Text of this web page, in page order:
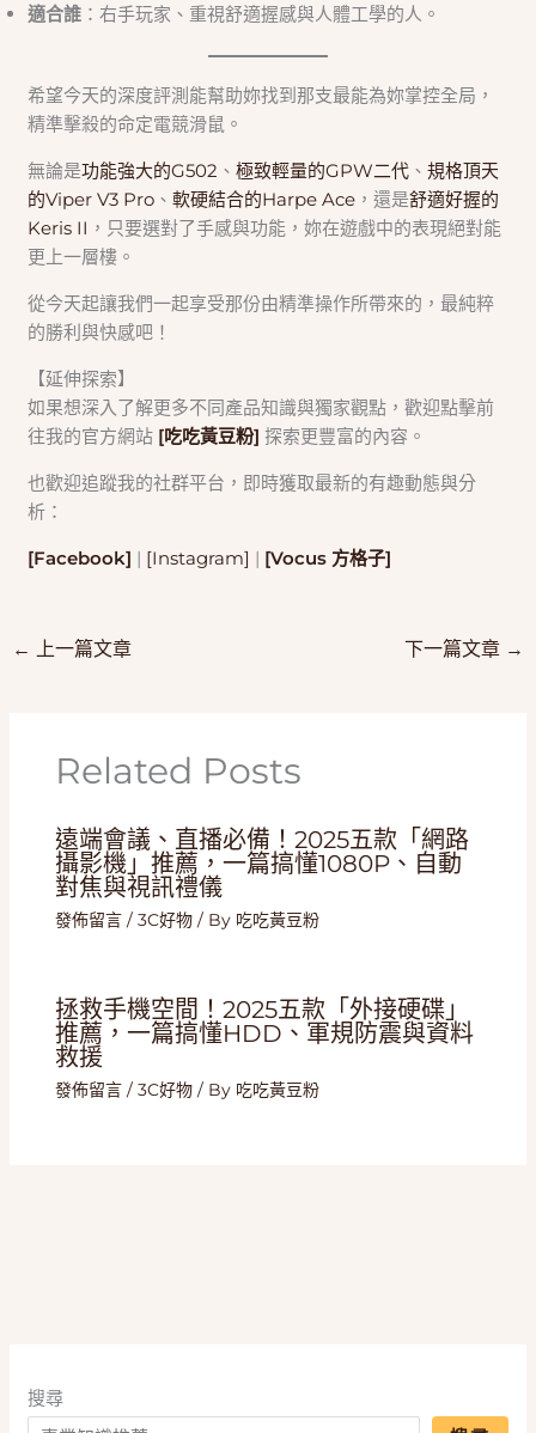
適合誰 ：右手玩家、重視舒適握感與人體工學的人。
希望今天的深度評測能幫助妳找到那支最能為妳掌控全局，
精準擊殺的命定電競滑鼠。
無論是功能強大的G502 、極致輕量的GPW二代 、規格頂天
的Viper V3 Pro 、軟硬結合的Harpe Ace ，還是舒適好握的
Keris II ，只要選對了手感與功能，妳在遊戲中的表現絕對能
更上一層樓。
從今天起讓我們一起享受那份由精準操作所帶來的，最純粹
的勝利與快感吧！
【延伸探索】
如果想深入了解更多不同產品知識與獨家觀點，歡迎點擊前
往我的官方網站 [吃吃黃豆粉] 探索更豐富的內容。
也歡迎追蹤我的社群平台，即時獲取最新的有趣動態與分
析：
[Facebook] | [Instagram] | [Vocus 方格子]
← 上一篇文章 下一篇文章 →
Related Posts
遠端會議、直播必備！2025五款「網路
攝影機」推薦，一篇搞懂1080P、自動
對焦與視訊禮儀
發佈留言 / 3C好物/ By 吃吃黃豆粉
拯救手機空間！2025五款「外接硬碟」
推薦，一篇搞懂HDD、軍規防震與資料
救援
發佈留言 / 3C好物/ By 吃吃黃豆粉
搜尋